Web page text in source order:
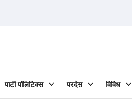
पार्टी पॉलिटिक्स परदेस विविध